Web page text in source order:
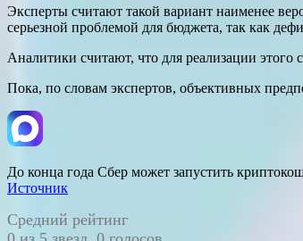
Эксперты считают такой вариант наименее
серьезной проблемой для бюджета, так как
Аналитики считают, что для реализации этого
Пока, по словам экспертов, объективных
До конца года Сбер может запустить
Источник
Средний рейтинг